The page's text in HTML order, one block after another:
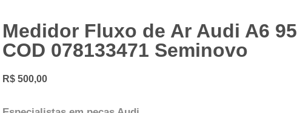
Medidor Fluxo de Ar Audi A6 95
COD 078133471 Seminovo
R$ 500,00